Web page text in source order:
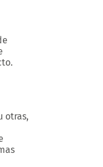
otras,